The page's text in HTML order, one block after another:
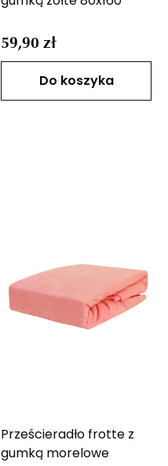
59,90 zł
Do koszyka
Prześcieradło frotte z
gumką morelowe